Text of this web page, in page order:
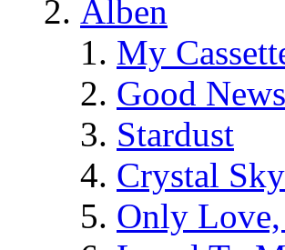
Alben
My
Good News
Stardust
Crystal Sky
Only